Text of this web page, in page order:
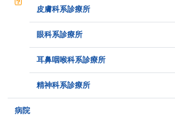
皮膚科系診療所
眼科系診療所
耳鼻咽喉科系診療所
精神科系診療所
病院